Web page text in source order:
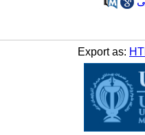
Export as: